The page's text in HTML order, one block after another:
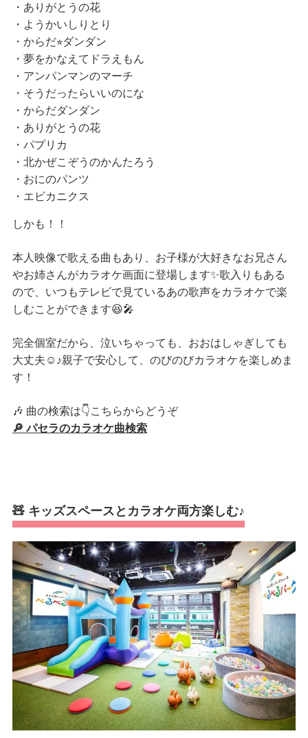
・ありがとうの花
・ようかいしりとり
・からだ⭐︎ダンダン
・夢をかなえてドラえもん
・アンパンマンのマーチ
・そうだったらいいのにな
・からだダンダン
・ありがとうの花
・パプリカ
・北かぜこぞうのかんたろう
・おにのパンツ
・エビカニクス
しかも！！
本人映像で歌える曲もあり、お子様が大好きなお兄さん
やお姉さんがカラオケ画面に登場します✨歌入りもある
ので、いつもテレビで見ているあの歌声をカラオケで楽
しむことができます😆🎤
完全個室だから、泣いちゃっても、おおはしゃぎしても
大丈夫☺️♪親子で安心して、のびのびカラオケを楽しめま
す！
🎶 曲の検索は👇こちらからどうぞ
🔎 パセラのカラオケ曲検索
🧸 キッズスペースとカラオケ両方楽しむ♪